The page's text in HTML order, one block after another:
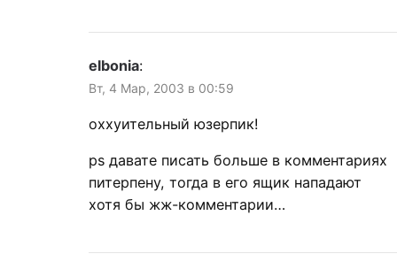
elbonia:
Вт, 4 Мар, 2003 в 00:59
оххуительный юзерпик!
ps давате писать больше в комментариях
питерпену, тогда в его ящик нападают
хотя бы жж-комментарии…